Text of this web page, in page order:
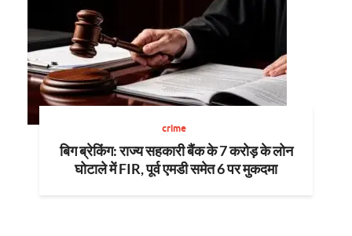
crime
बिग ब्रेकिंग: राज्य सहकारी बैंक के 7 करोड़ के लोन
घोटाले में FIR, पूर्व एमडी समेत 6 पर मुकदमा